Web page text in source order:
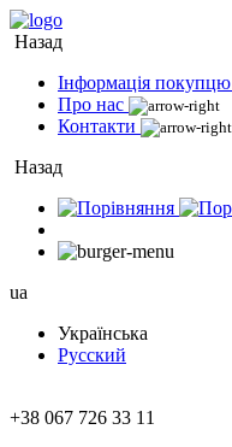
Назад
Інформація покупцю
Про нас
Контакти
Назад
ua
Українська
Русский
+38 067 726 33 11